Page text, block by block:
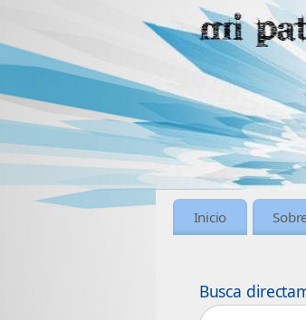
Inicio
Busca